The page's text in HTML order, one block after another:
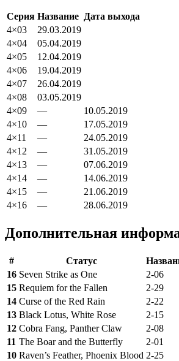
Серия Название Дата выхода
4×03
29.03.2019
4×04
05.04.2019
4×05
12.04.2019
4×06
19.04.2019
4×07
26.04.2019
4×08
03.05.2019
4×09
—
10.05.2019
4×10
—
17.05.2019
4×11
—
24.05.2019
4×12
—
31.05.2019
4×13
—
07.06.2019
4×14
—
14.06.2019
4×15
—
21.06.2019
4×16
— 28.06.2019
Дополнительная
# Статус
16 Seven Strike as One
2-06
15 Requiem for the Fallen
2-29
14 Curse of the Red Rain
2-22
13 Black Lotus, White Rose
2-15
12 Cobra Fang, Panther Claw
2-08
11 The Boar and the Butterfly
2-01
10 Raven’s Feather, Phoenix Blood 2-25